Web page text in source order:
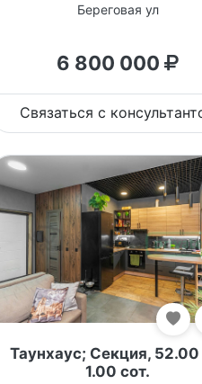
Береговая ул
6 800 000
Связаться с
Таунхаус; Секция, 52.00
1.00 сот.